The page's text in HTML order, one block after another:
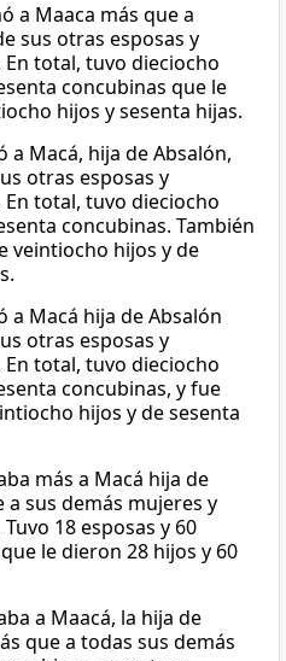
a Maaca más que a
sus otras esposas y
total, tuvo dieciocho
concubinas que le
hijos y sesenta hijas.
a Macá, hija de Absalón,
otras esposas y
total, tuvo dieciocho
concubinas. También
veintiocho hijos y de
a Macá hija de Absalón
otras esposas y
total, tuvo dieciocho
concubinas, y fue
hijos y de sesenta
más a Macá hija de
a sus demás mujeres y
18 esposas y 60
le dieron 28 hijos y 60
a Maacá, la hija de
que a todas sus demás